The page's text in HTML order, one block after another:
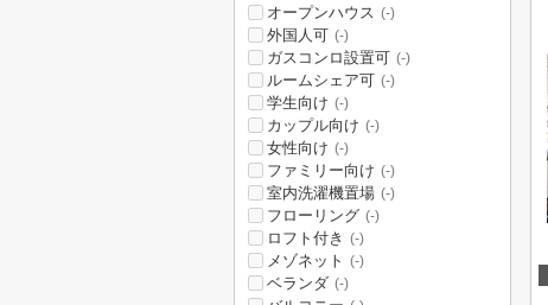
オープンハウス (-)
外国人可 (-)
ガスコンロ設置可 (-)
ルームシェア可 (-)
学生向け (-)
カップル向け (-)
女性向け (-)
ファミリー向け (-)
室内洗濯機置場 (-)
フローリング (-)
ロフト付き (-)
メゾネット (-)
ベランダ (-)